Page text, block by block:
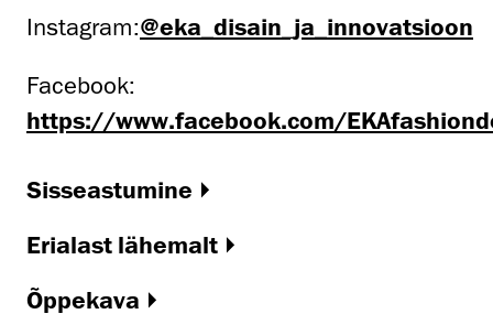
Instagram:@eka_disain_ja_innovatsioon
Facebook:
https://www.facebook.com/
Sisseastumine
Erialast lähemalt
Õppekava